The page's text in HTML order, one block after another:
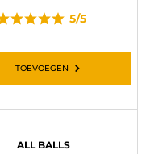
5/5
TOEVOEGEN
ALL BALLS